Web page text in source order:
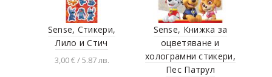
Sense, Стикери,
Лило и Стич
3,00 € / 5.87 лв.
Sense, Книжка за
оцветяване и
холограмни стикери,
Пес Патрул